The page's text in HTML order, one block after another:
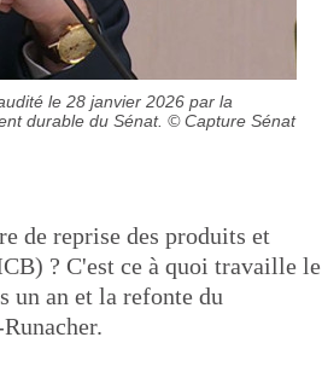
le 28 janvier 2026 par la
durable du Sénat. © Capture Sénat
de reprise des produits et
? C'est ce à quoi travaille le
un an et la refonte du